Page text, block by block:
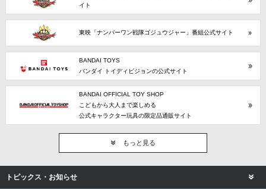
イト
東映「ナンバーワン戦隊ゴジュウジャー」番組公式サイト
BANDAI TOYS
バンダイ トイディビジョンの公式サイト
BANDAI OFFICIAL TOY SHOP
こどもから大人まで楽しめる
公式キャラクター玩具の限定品通販サイト
もっと見る
トピックス・お知らせ